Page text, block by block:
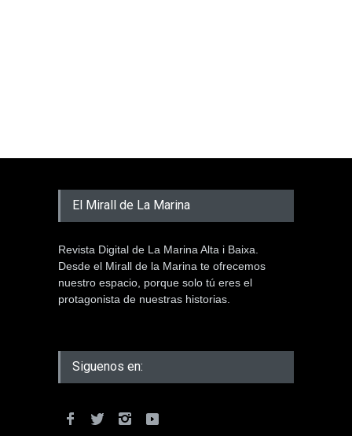
El Mirall de La Marina
Revista Digital de La Marina Alta i Baixa.
Desde el Mirall de la Marina te ofrecemos
nuestro espacio, porque solo tú eres el
protagonista de nuestras historias.
Siguenos en: